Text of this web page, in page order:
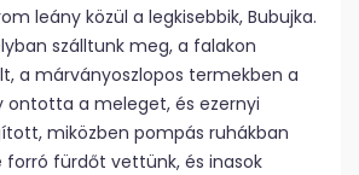
leány közül a legkisebbik, Bubujka.
szálltunk meg, a falakon
a márványoszlopos termekben a
ontotta a meleget, és ezernyi
miközben pompás ruhákban
forró fürdőt vettünk, és inasok